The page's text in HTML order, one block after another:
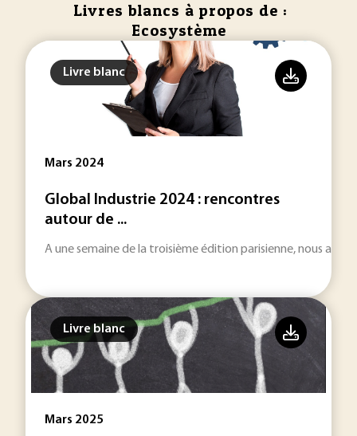
Livres blancs à propos de :
Ecosystème
Livre blanc
Mars 2024
Global Industrie 2024 : rencontres
autour de ...
A une semaine de la troisième édition parisienne, nous
Livre blanc
Mars 2025